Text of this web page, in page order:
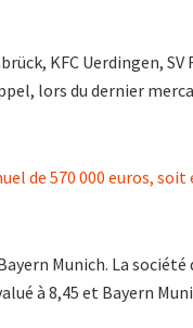
KFC Uerdingen,
lors du dernier
de 570 000 euros, soit
Munich. La société
à 8,45 et Bayern